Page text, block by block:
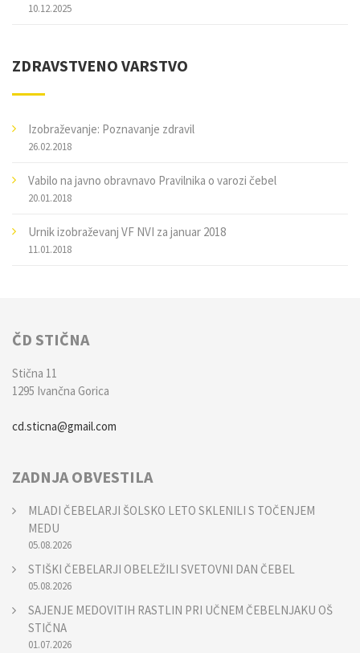
10.12.2025
ZDRAVSTVENO VARSTVO
Izobraževanje: Poznavanje zdravil
26.02.2018
Vabilo na javno obravnavo Pravilnika o varozi čebel
20.01.2018
Urnik izobraževanj VF NVI za januar 2018
11.01.2018
ČD STIČNA
Stična 11
1295 Ivančna Gorica
cd.sticna@gmail.com
ZADNJA OBVESTILA
MLADI ČEBELARJI ŠOLSKO LETO SKLENILI S TOČENJEM
MEDU
05.08.2026
STIŠKI ČEBELARJI OBELEŽILI SVETOVNI DAN ČEBEL
05.08.2026
SAJENJE MEDOVITIH RASTLIN PRI UČNEM ČEBELNJAKU OŠ
STIČNA
01.07.2026